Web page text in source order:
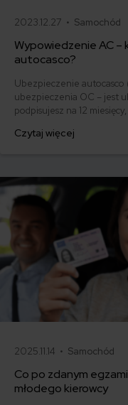
2023.12.27 • Samochód
Wypowiedzenie AC –
autocasco?
Ubezpieczenie autocasco
ubezpieczenia OC – jest
podpisujesz na 12
ofertę lub zdecydowałeś
Czytaj więcej
2025.11.14 • Samochód
Co po zdanym
młodego kierowcy